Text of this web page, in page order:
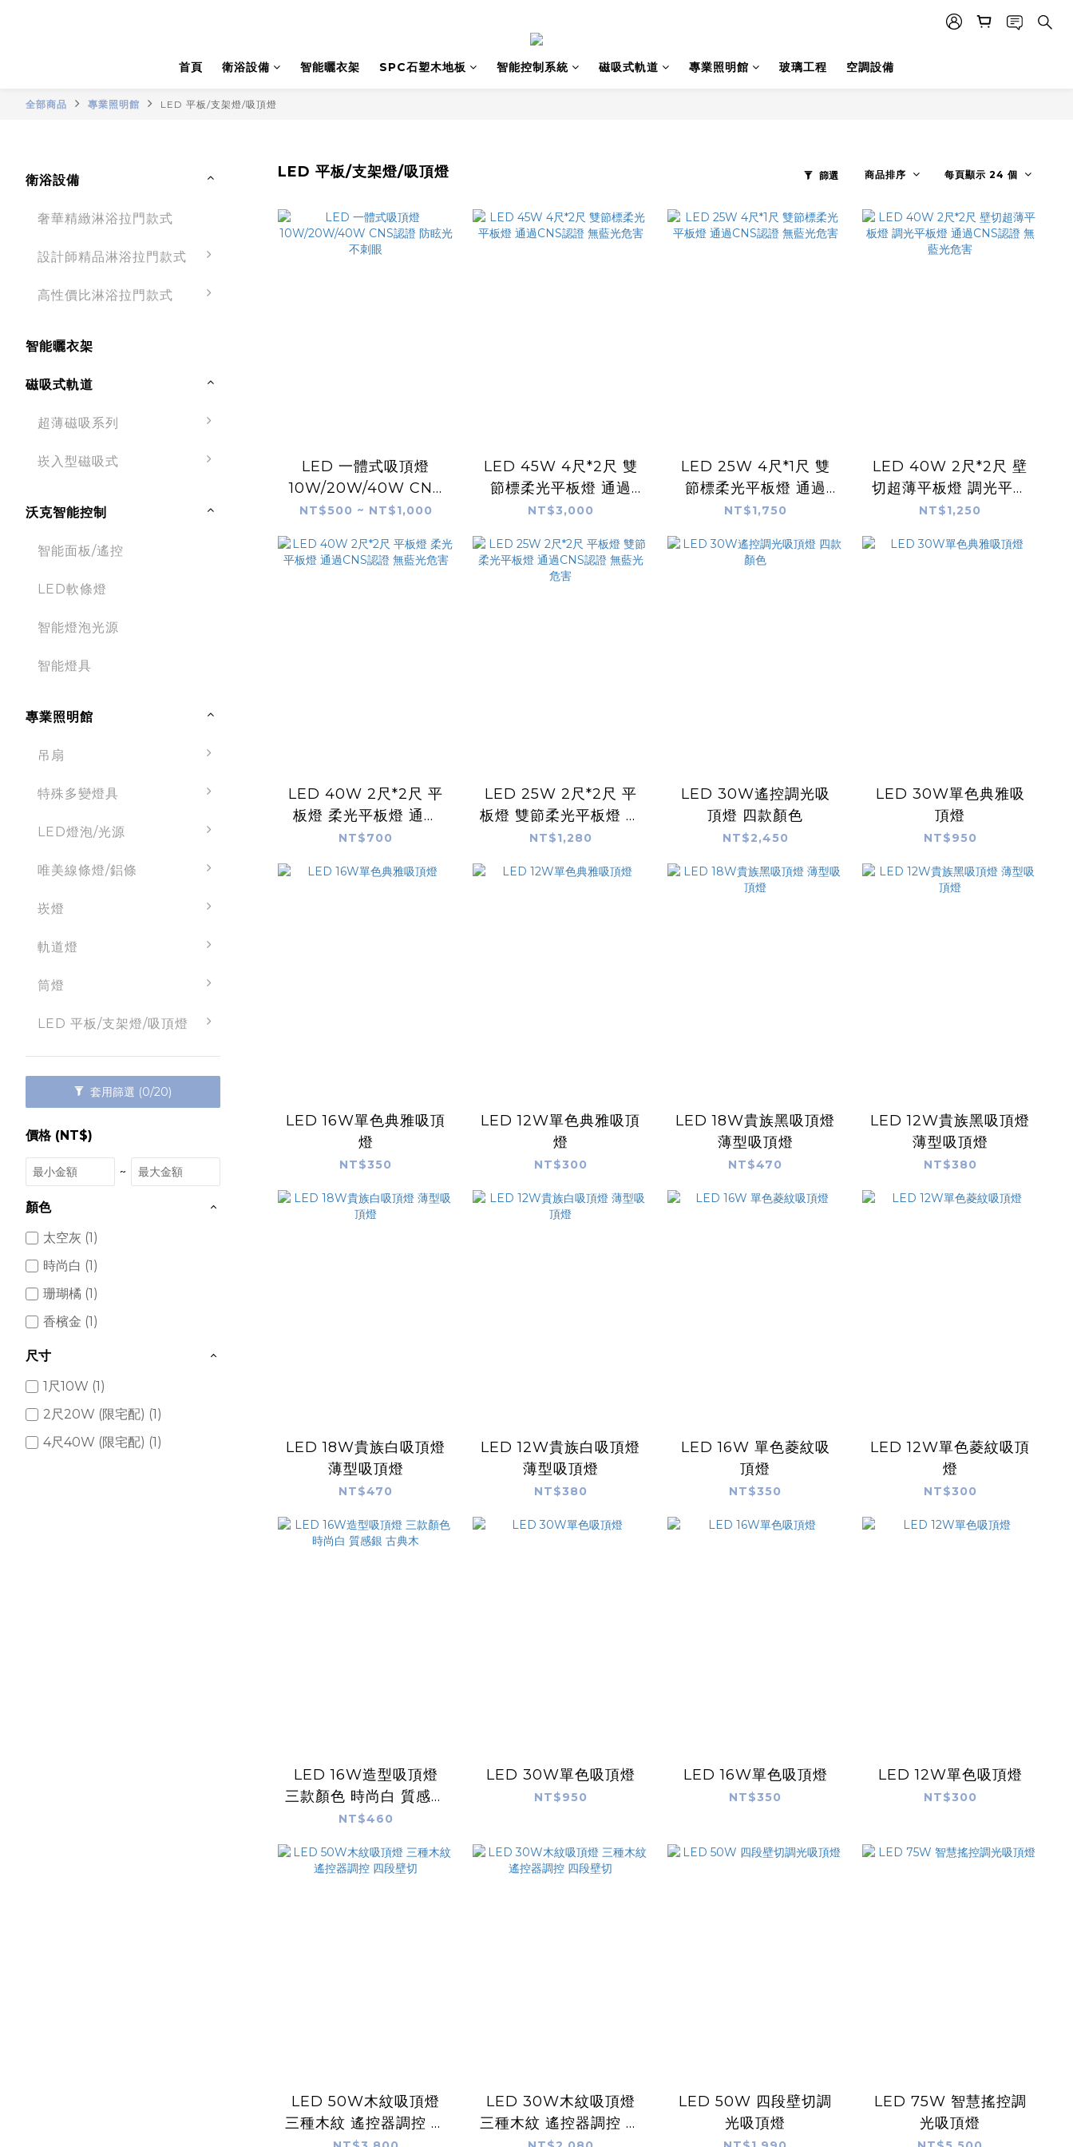
首頁 衛浴設備 智能曬衣架 SPC石塑木地板 智能控制系統 磁吸式軌道 專業照明館 玻璃工程 空調設備
全部商品 專業照明館 LED 平板/支架燈/吸頂燈
衛浴設備
奢華精緻淋浴拉門款式
設計師精品淋浴拉門款式
高性價比淋浴拉門款式
智能曬衣架
磁吸式軌道
超薄磁吸系列
崁入型磁吸式
沃克智能控制
智能面板/遙控
LED軟條燈
智能燈泡光源
智能燈具
專業照明館
吊扇
特殊多變燈具
LED燈泡/光源
唯美線條燈/鋁條
崁燈
軌道燈
筒燈
LED 平板/支架燈/吸頂燈
套用篩選 (0/20)
價格 (NT$)
~
顏色
太空灰 (1)
時尚白 (1)
珊瑚橘 (1)
香檳金 (1)
尺寸
1尺10W (1)
2尺20W (限宅配) (1)
4尺40W (限宅配) (1)
LED 平板/支架燈/吸頂燈 篩選 商品排序 每頁顯示 24 個
LED 一體式吸頂燈
10W/20W/40W CNS
認證 防眩光不刺眼
NT$500 ~ NT$1,000
LED 45W 4尺*2尺 雙
節標柔光平板燈 通過
CNS認證 無藍光危害
NT$3,000
LED 25W 4尺*1尺 雙
節標柔光平板燈 通過
CNS認證 無藍光危害
NT$1,750
LED 40W 2尺*2尺 壁
切超薄平板燈 調光平板
燈 通過CNS認證 無藍
NT$1,250
LED 40W 2尺*2尺 平
板燈 柔光平板燈 通過
CNS認證 無藍光危害
NT$700
LED 25W 2尺*2尺 平
板燈 雙節柔光平板燈 通
過CNS認證 無藍光危害
NT$1,280
LED 30W遙控調光吸
頂燈 四款顏色
NT$2,450
LED 30W單色典雅吸
頂燈
NT$950
LED 16W單色典雅吸頂
燈
NT$350
LED 12W單色典雅吸頂
燈
NT$300
LED 18W貴族黑吸頂燈
薄型吸頂燈
NT$470
LED 12W貴族黑吸頂燈
薄型吸頂燈
NT$380
LED 18W貴族白吸頂燈
薄型吸頂燈
NT$470
LED 12W貴族白吸頂燈
薄型吸頂燈
NT$380
LED 16W 單色菱紋吸
頂燈
NT$350
LED 12W單色菱紋吸頂
燈
NT$300
LED 16W造型吸頂燈
三款顏色 時尚白 質感銀
古典木
NT$460
LED 30W單色吸頂燈
NT$950
LED 16W單色吸頂燈
NT$350
LED 12W單色吸頂燈
NT$300
LED 50W木紋吸頂燈
三種木紋 遙控器調控 四
LED 30W木紋吸頂燈
三種木紋 遙控器調控 四
LED 50W 四段壁切調
光吸頂燈
LED 75W 智慧搖控調
光吸頂燈